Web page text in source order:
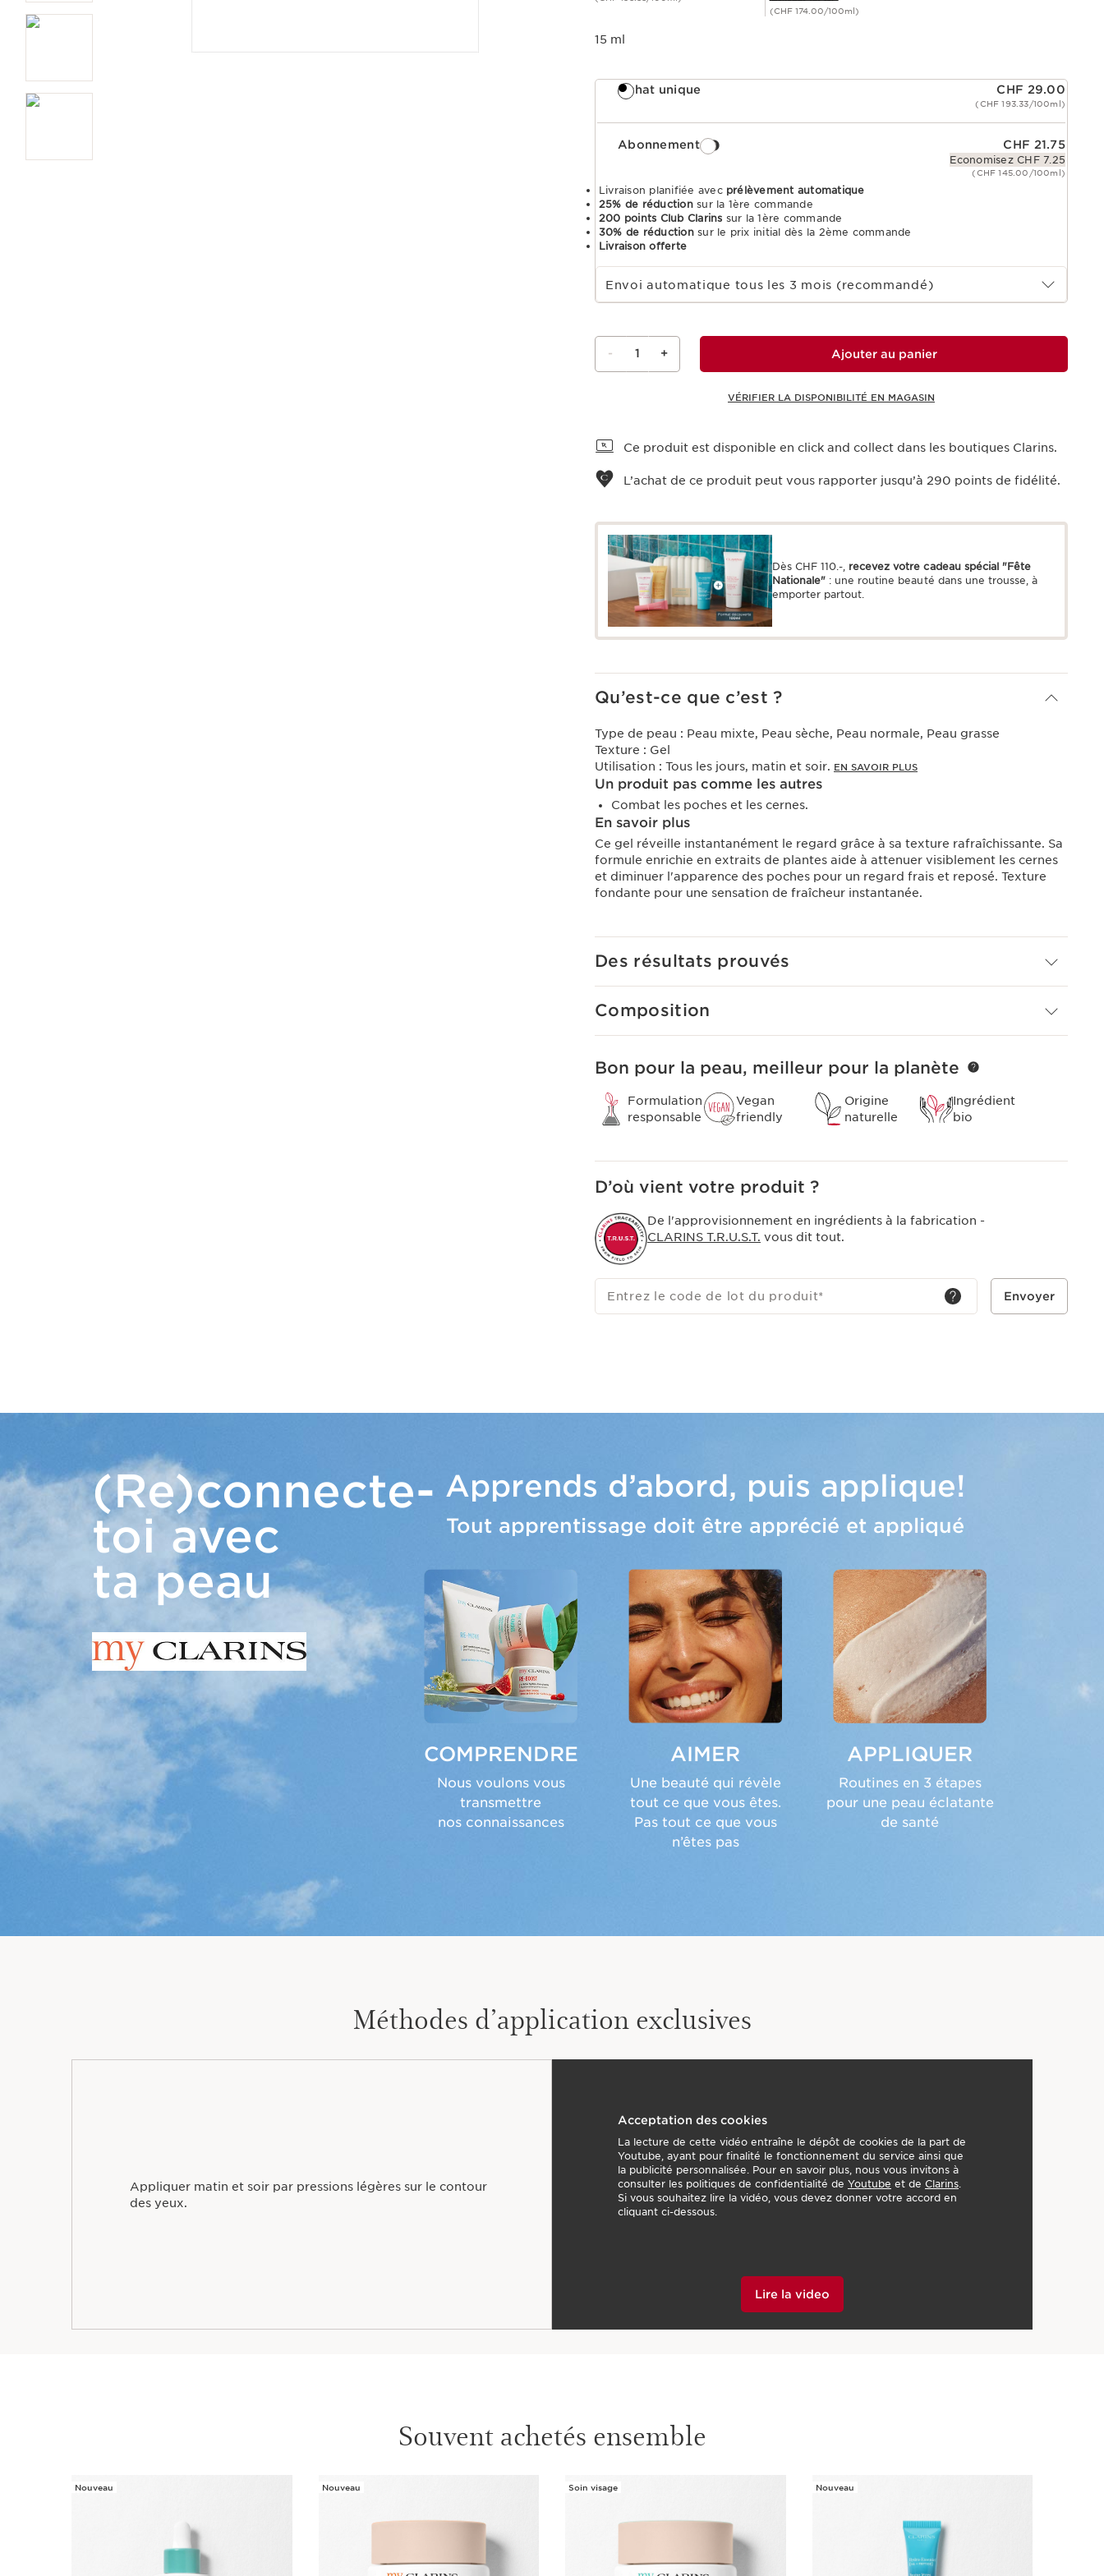
(CHF 174.00/100ml)
15 ml
Achat unique CHF 29.00
(CHF 193.33/100ml)
Abonnement CHF 21.75
Economisez CHF 7.25
(CHF 145.00/100ml)
Livraison planifiée avec prélèvement automatique
25% de réductionsur la 1ère commande
200 points Club Clarins sur la 1ère commande
30% de réductionsur le prix initial dès la 2ème commande
Livraison offerte
Sélectionnez la durée de l'abonnement
Envoi automatique tous les 3 mois (recommandé)
- 1 + Ajouter au panier
VÉRIFIER LA DISPONIBILITÉ EN MAGASIN
Ce produit est disponible en click and collect dans les boutiques Clarins.
L’achat de ce produit peut vous rapporter jusqu’à 290 points de fidélité.
Dès CHF 110.-, recevez votre cadeau spécial "Fête
Nationale" : une routine beauté dans une trousse, à
emporter partout.
Qu’est-ce que c’est ?
Type de peau : Peau mixte, Peau sèche, Peau normale, Peau grasse
Texture : Gel
Utilisation : Tous les jours, matin et soir. EN SAVOIR PLUS
Un produit pas comme les autres
Combat les poches et les cernes.
En savoir plus
Ce gel réveille instantanément le regard grâce à sa texture rafraîchissante. Sa
formule enrichie en extraits de plantes aide à attenuer visiblement les cernes
et diminuer l'apparence des poches pour un regard frais et reposé. Texture
fondante pour une sensation de fraîcheur instantanée.
Des résultats prouvés
Composition
Bon pour la peau, meilleur pour la planète
Formulation
responsable
Vegan
friendly
Origine
naturelle
Ingrédient
bio
D’où vient votre produit ?
De l'approvisionnement en ingrédients à la fabrication -
CLARINS T.R.U.S.T. vous dit tout.
Entrez le code de lot du produit* Envoyer
(Re)connecte-
toi avec
ta peau
Apprends d’abord, puis applique!
Tout apprentissage doit être apprécié et appliqué
COMPRENDRE
Nous voulons vous
transmettre
nos connaissances
AIMER
Une beauté qui révèle
tout ce que vous êtes.
Pas tout ce que vous
n’êtes pas
APPLIQUER
Routines en 3 étapes
pour une peau éclatante
de santé
Méthodes d’application exclusives
Appliquer matin et soir par pressions légères sur le contour
des yeux.
Acceptation des cookies
La lecture de cette vidéo entraîne le dépôt de cookies de la part de
Youtube, ayant pour finalité le fonctionnement du service ainsi que
la publicité personnalisée. Pour en savoir plus, nous vous invitons à
consulter les politiques de confidentialité de Youtube et de Clarins.
Si vous souhaitez lire la vidéo, vous devez donner votre accord en
cliquant ci-dessous.
Lire la video
Souvent achetés ensemble
Nouveau Nouveau Soin visage Nouveau